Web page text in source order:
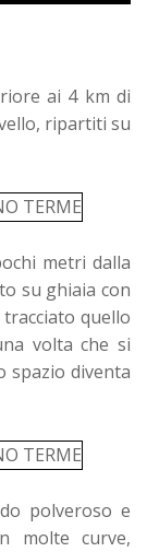
ai 4 km di
ripartiti su
metri dalla
su ghiaia con
quello
volta che si
spazio diventa
polveroso e
molte curve,